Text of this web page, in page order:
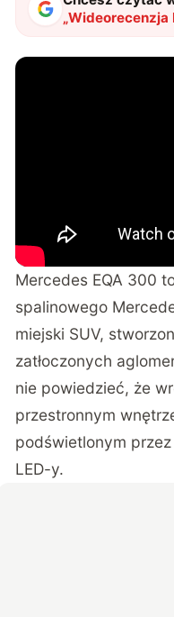
„Wideorecenzja
najtańszy
Mercedes EQA 300
spalinowego
miejski SUV,
zatłoczonych
nie powiedzieć, że
przestronnym
podświetlonym
LED-y.